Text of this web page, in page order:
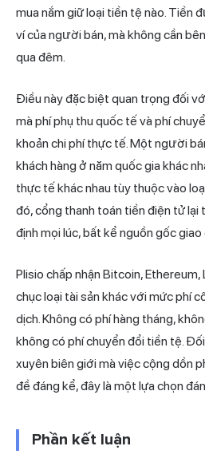
mua nắm giữ loại tiền tệ nào. Tiền
ví của người bán, mà không cần
qua đêm.
Điều này đặc biệt quan trọng đối
mà phí phụ thu quốc tế và phí
khoản chi phí thực tế. Một người
khách hàng ở năm quốc gia khác
thực tế khác nhau tùy thuộc vào
đó, cổng thanh toán tiền điện tử lại
định mọi lúc, bất kể nguồn gốc giao
Plisio chấp nhận Bitcoin,
chục loại tài sản khác với mức phí
dịch. Không có phí hàng tháng,
không có phí chuyển đổi tiền tệ.
xuyên biên giới mà việc cộng dồn
đề đáng kể, đây là một lựa chọn
Phần kết luận